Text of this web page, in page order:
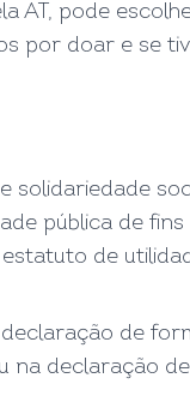
AT, pode
por doar e se
solidariedade
pública de fins
de
de
declaração